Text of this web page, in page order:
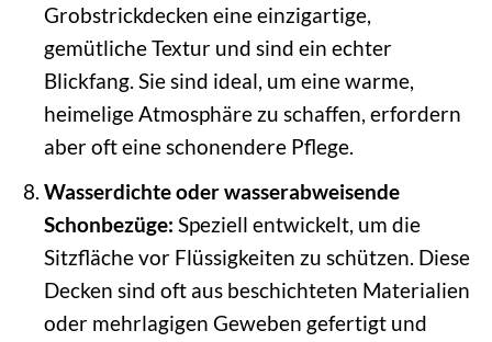
Grobstrickdecken eine einzigartige,
gemütliche Textur und sind ein echter
Blickfang. Sie sind ideal, um eine warme,
heimelige Atmosphäre zu schaffen, erfordern
aber oft eine schonendere Pflege.
Wasserdichte oder wasserabweisende
Schonbezüge: Speziell entwickelt, um die
Sitzfläche vor Flüssigkeiten zu schützen. Diese
Decken sind oft aus beschichteten Materialien
oder mehrlagigen Geweben gefertigt und